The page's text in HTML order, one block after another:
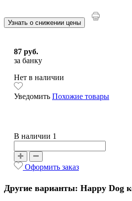
Узнать о снижении цены
87 руб.
за банку
Нет в наличии
Уведомить Похожие товары
В наличии 1
Оформить заказ
Другие варианты: Happy Dog